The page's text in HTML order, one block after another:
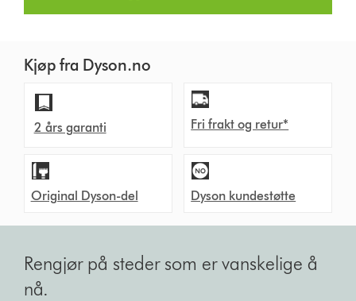
Kjøp fra Dyson.no
2 års garanti Fri frakt og retur*
Original Dyson-del Dyson kundestøtte
Rengjør på steder som er vanskelige å
nå.